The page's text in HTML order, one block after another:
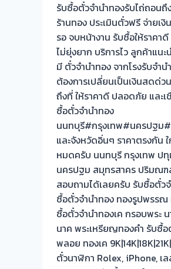
จ่าย
สด
ทันที
ไม่
ต้อง
รอ
จบไว
รับซื้อตั๋วจำนำทองรับไถ่ถอนถึ
ร้านทอง ประเมินตั๋วฟรี จ่ายเ
รอ จบหน้างาน รับซื้อให้ราคา
ไม่ยุ่งยาก บริการไว ลูกค้าแน
มี ตั๋วจำนำทอง จากโรงรับจำน
ต้องการเปลี่ยนเป็นเงินสดด่ว
ถึงที่ ให้ราคาดี ปลอดภัย และ
ซื้อตั๋วจำนำทอง
นนทบุรี#กรุงเทพ#นครปฐม
และจังหวัดอิ่นๆ ราคาตรงกัน
หมดครับ นนทบุรี กรุงเทพ ป
นครปฐม สมุทรสาคร ปริมณ
สอบถามได้เลยครับ รับซื้อตั๋ว
ซื้อตั๋วจำนำทอง ทองรูปพรรณ
ซื้อตั๋วจำนำทองเค กรอบพระ
นาค พระเหรียญทองคำ รับซื้อ
พลอย ทองเค
ตั๋วนาฬิกา Rolex, iPhone, เ